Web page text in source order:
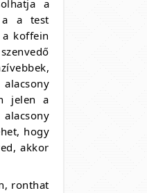
a
a a test
koffein
jelen a
hogy
akkor
ronthat